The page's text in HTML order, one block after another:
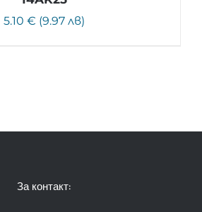
5.10 € (9.97 лв)
За контакт: